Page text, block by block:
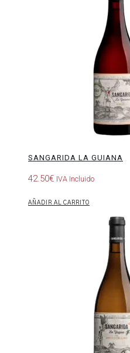
SANGARIDA LA GUIANA
42.50€ IVA Incluido
AÑADIR AL CARRITO